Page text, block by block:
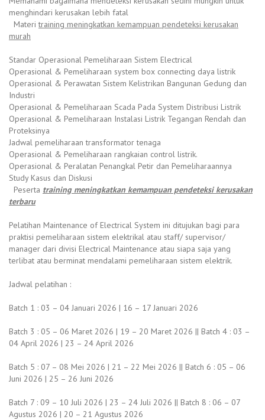
menghindari kerusakan lebih fatal
Materitraining meningkatkan kemampuan pendeteksi kerusakan
murah
Standar Operasional Pemeliharaan Sistem Electrical
Operasional & Pemeliharaan system box connecting daya listrik
Operasional & Perawatan Sistem Kelistrikan Bangunan Gedung dan
Industri
Operasional & Pemeliharaan Scada Pada System Distribusi Listrik
Operasional & Pemeliharaan Instalasi Listrik Tegangan Rendah dan
Proteksinya
Jadwal pemeliharaan transformator tenaga
Operasional & Pemeliharaan rangkaian control listrik.
Operasional & Peralatan Penangkal Petir dan Pemeliharaannya
Study Kasus dan Diskusi
Peserta training meningkatkan kemampuan pendeteksi kerusakan
terbaru
Pelatihan Maintenance of Electrical System ini ditujukan bagi para
praktisi pemeliharaan sistem elektrikal atau staff/ supervisor/
manager dari divisi Electrical Maintenance atau siapa saja yang
terlibat atau berminat mendalami pemeliharaan sistem elektrik.
Jadwal pelatihan :
Batch 1 : 03 – 04 Januari 2026 | 16 – 17 Januari 2026
Batch 3 : 05 – 06 Maret 2026 | 19 – 20 Maret 2026 || Batch 4 : 03 –
04 April 2026 | 23 – 24 April 2026
Batch 5 : 07 – 08 Mei 2026 | 21 – 22 Mei 2026 || Batch 6 : 05 – 06
Juni 2026 | 25 – 26 Juni 2026
Batch 7 : 09 – 10 Juli 2026 | 23 – 24 Juli 2026 || Batch 8 : 06 – 07
Agustus 2026 | 20 – 21 Agustus 2026